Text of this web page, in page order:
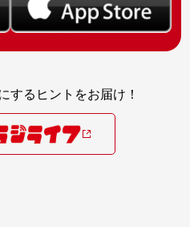
するヒントをお届け！